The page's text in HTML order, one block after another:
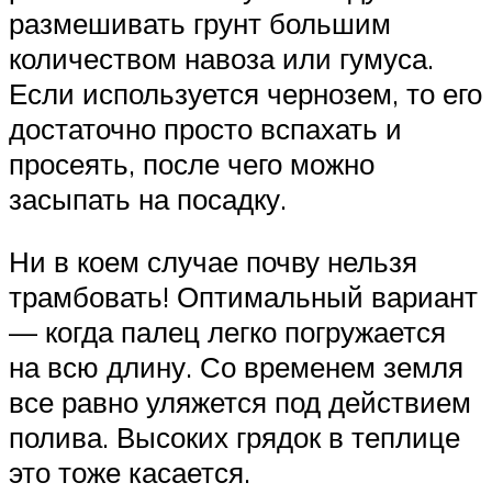
размешивать грунт большим
количеством навоза или гумуса.
Если используется чернозем, то его
достаточно просто вспахать и
просеять, после чего можно
засыпать на посадку.
Ни в коем случае почву нельзя
трамбовать! Оптимальный вариант
— когда палец легко погружается
на всю длину. Со временем земля
все равно уляжется под действием
полива. Высоких грядок в теплице
это тоже касается.